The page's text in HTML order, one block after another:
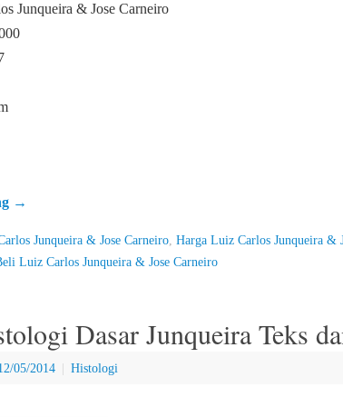
Junqueira & Jose Carneiro
→
Junqueira & Jose Carneiro Harga Luiz Carlos Junqueira &
Luiz Carlos Junqueira & Jose Carneiro
Dasar Junqueira Teks
05/2014 | Histologi